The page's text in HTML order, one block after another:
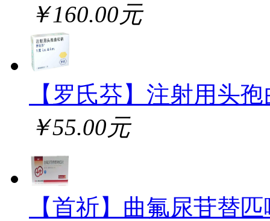
￥160.00元
【罗氏芬】注射用头
￥55.00元
【首祈】曲氟尿苷替